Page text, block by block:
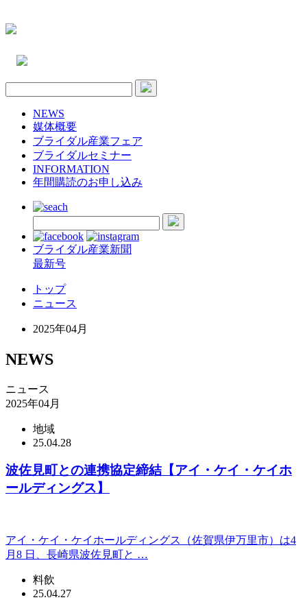
NEWS
媒体概要
ブライダル産業フェア
ブライダルセミナー
INFORMATION
年間購読のお申し込み
ブライダル産業新聞
最新号
トップ
ニュース
2025年04月
NEWS
ニュース
2025年04月
地域
25.04.28
波佐見町との連携協定締結【アイ・ケイ・ケイホ
ールディングス】
アイ・ケイ・ケイホールディングス（佐賀県伊万里市）は4
月8 日、長崎県波佐見町と …
料飲
25.04.27